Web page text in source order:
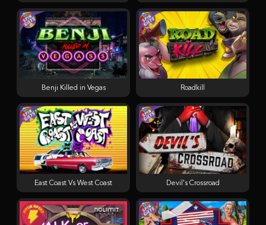
Roadkill
Benji Killed in Vegas
Devil's Crossroad
East Coast Vs West Coast